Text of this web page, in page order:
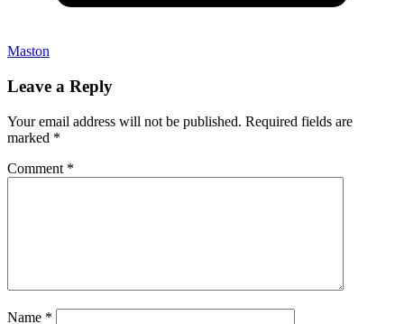
Maston
Leave a Reply
Your email address will not be published. Required fields are
marked *
Comment *
Name *